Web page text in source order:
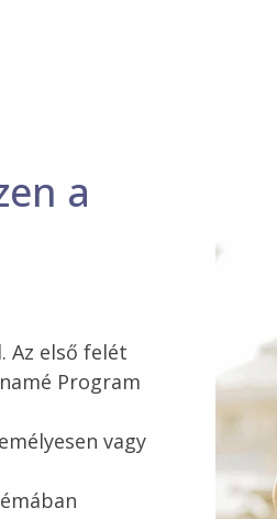
a
Az első felét
Program
vagy